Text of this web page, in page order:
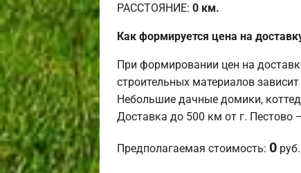
РАССТОЯНИЕ: 0 км.
Как формируется цена на
При формировании цен на
строительных материалов
Небольшие дачные домики,
Доставка до 500 км от г. Пестово
Предполагаемая стоимость: 0 руб.